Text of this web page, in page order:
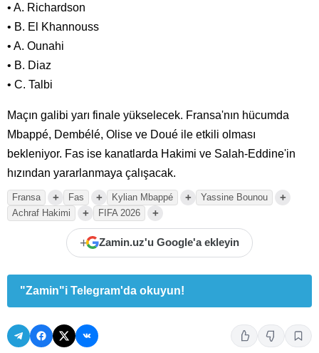
• A. Richardson
• B. El Khannouss
• A. Ounahi
• B. Diaz
• C. Talbi
Maçın galibi yarı finale yükselecek. Fransa'nın hücumda
Mbappé, Dembélé, Olise ve Doué ile etkili olması
bekleniyor. Fas ise kanatlarda Hakimi ve Salah-Eddine'in
hızından yararlanmaya çalışacak.
Fransa + Fas + Kylian Mbappé + Yassine Bounou +
Achraf Hakimi + FIFA 2026 +
+ Zamin.uz'u Google'a ekleyin
"Zamin"i Telegram'da okuyun!